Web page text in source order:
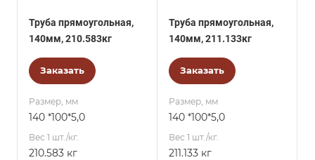
Труба прямоугольная,
140мм, 210.583кг
Заказать
Размер, мм
140 *100*5,0
Вес 1 шт./кг.
210.583 кг
Труба прямоугольная,
140мм, 211.133кг
Заказать
Размер, мм
140 *100*5,0
Вес 1 шт./кг.
211.133 кг